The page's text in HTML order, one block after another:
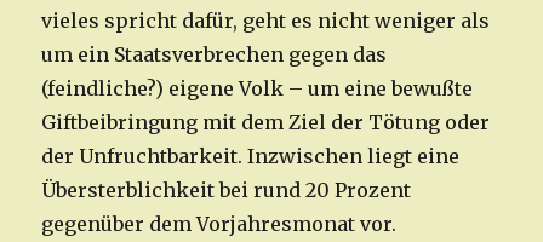
vieles spricht dafür, geht es nicht weniger als
um ein Staatsverbrechen gegen das
(feindliche?) eigene Volk – um eine bewußte
Giftbeibringung mit dem Ziel der Tötung oder
der Unfruchtbarkeit. Inzwischen liegt eine
Übersterblichkeit bei rund 20 Prozent
gegenüber dem Vorjahresmonat vor.